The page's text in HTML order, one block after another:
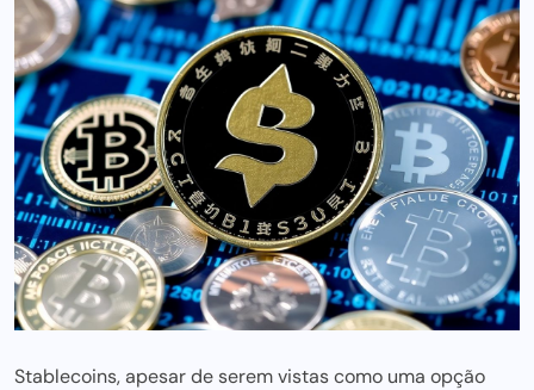
Stablecoins, apesar de serem vistas como uma opção